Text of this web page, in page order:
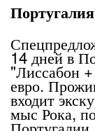
14 дней в
"Лиссабон
евро.
входит
мыс Рока,